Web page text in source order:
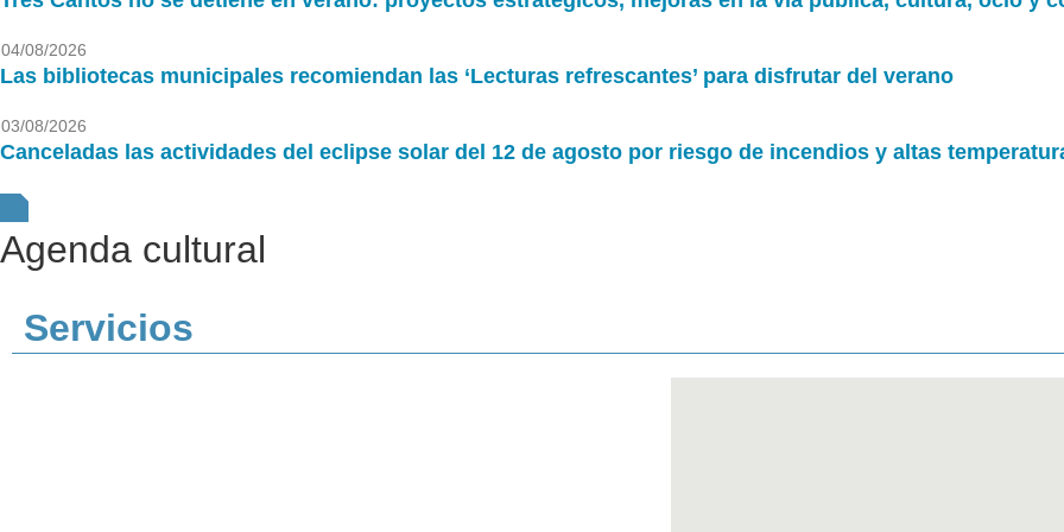
04/08/2026
Las bibliotecas municipales recomiendan las ‘Lecturas refrescantes’ para disfrutar del verano
03/08/2026
Canceladas las actividades del eclipse solar del 12 de agosto por riesgo de incendios y altas
Agenda cultural
Servicios